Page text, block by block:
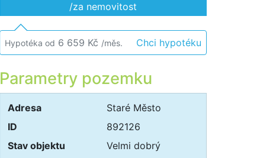
/za nemovitost
Hypotéka od 6 659 Kč /měs. Chci hypotéku
Parametry pozemku
Adresa
Staré Město
ID
892126
Stav objektu
Velmi dobrý